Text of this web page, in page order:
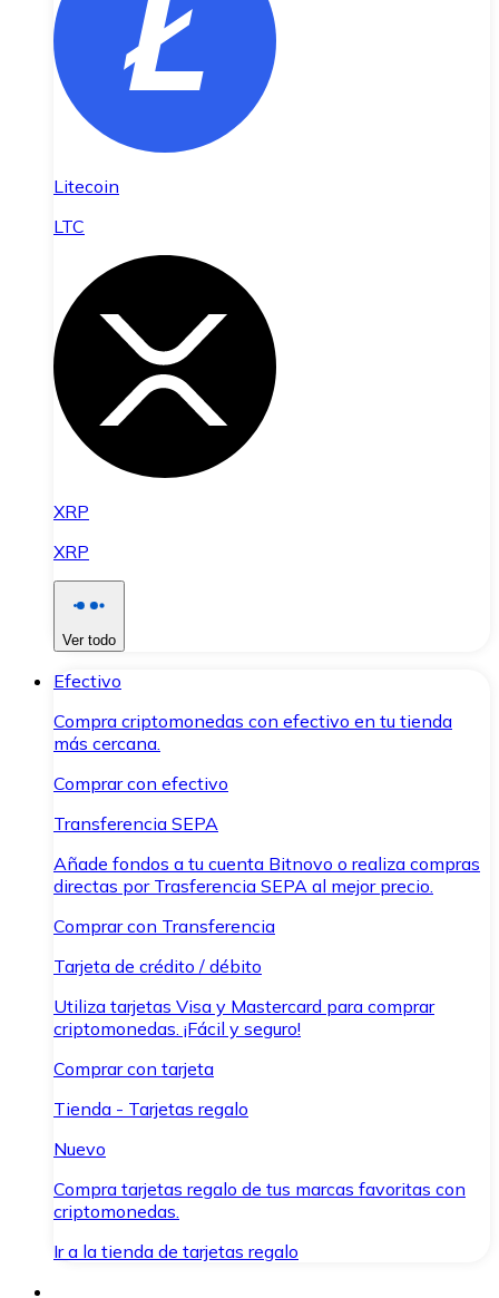
Litecoin
LTC
XRP
XRP
Ver todo
Efectivo
Compra criptomonedas con efectivo en tu tienda
más cercana.
Comprar con efectivo
Transferencia SEPA
Añade fondos a tu cuenta Bitnovo o realiza compras
directas por Trasferencia SEPA al mejor precio.
Comprar con Transferencia
Tarjeta de crédito / débito
Utiliza tarjetas Visa y Mastercard para comprar
criptomonedas. ¡Fácil y seguro!
Comprar con tarjeta
Tienda - Tarjetas regalo
Nuevo
Compra tarjetas regalo de tus marcas favoritas con
criptomonedas.
Ir a la tienda de tarjetas regalo